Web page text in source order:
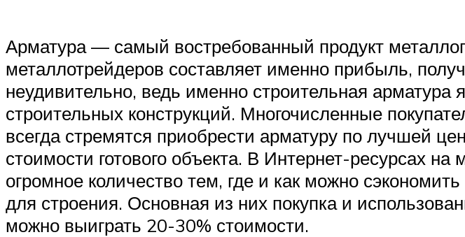
Арматура — самый востребованный продукт
металлотрейдеров составляет именно прибыль,
неудивительно, ведь именно строительная
строительных конструкций. Многочисленные
всегда стремятся приобрести арматуру по лучшей
стоимости готового объекта. В Интернет-ресурсах
огромное количество тем, где и как можно
для строения. Основная из них покупка и
можно выиграть 20-30% стоимости.